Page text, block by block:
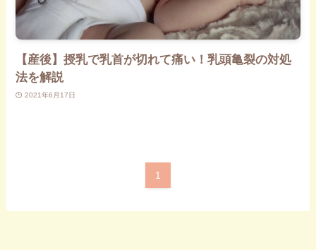
【産後】授乳で乳首が切れて痛い！乳頭亀裂の対処
法を解説
2021年6月17日
1